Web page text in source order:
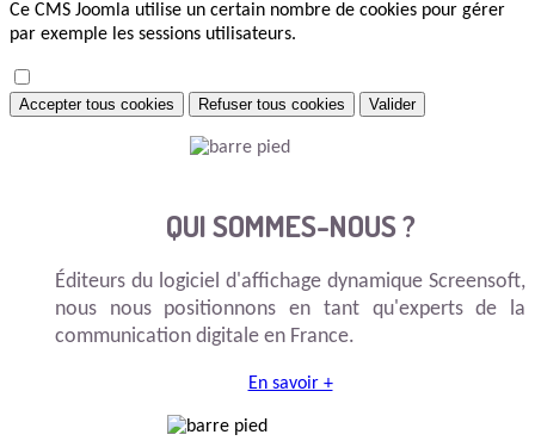
Ce CMS Joomla utilise un certain nombre de cookies pour gérer
par exemple les sessions utilisateurs.
Accepter tous cookies Refuser tous cookies Valider
QUI SOMMES-NOUS ?
Éditeurs du logiciel d'affichage dynamique Screensoft,
nous nous positionnons en tant qu'experts de la
communication digitale en France.
En savoir +